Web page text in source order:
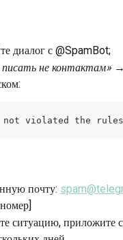
диалог с @SpamBot;
не контактам»
not violated the
почту:
ситуацию, приложите